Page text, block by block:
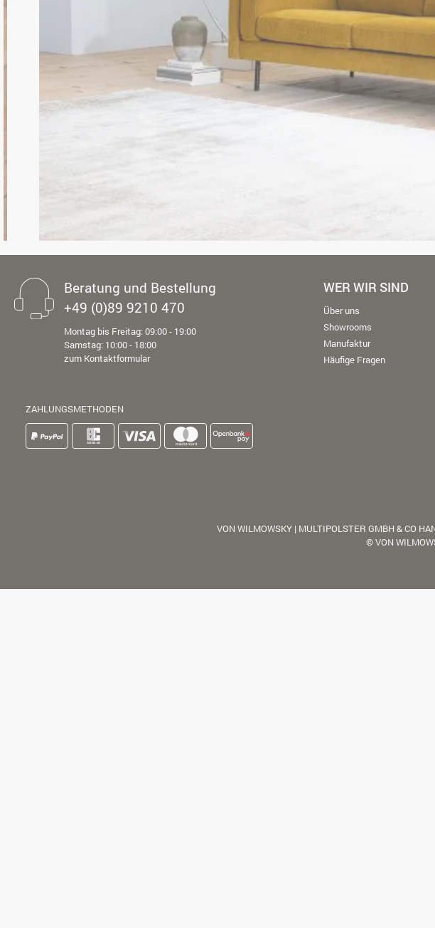
Beratung und Bestellung
+49 (0)89 9210 470
Montag bis Freitag: 09:00 - 19:00
Samstag: 10:00 - 18:00
zum Kontaktformular
ZAHLUNGSMETHODEN
WER WIR SIND
Über uns
Showrooms
Manufaktur
Häufige Fragen
VON WILMOWSKY | MULTIPOLSTER GMBH & CO
© VON